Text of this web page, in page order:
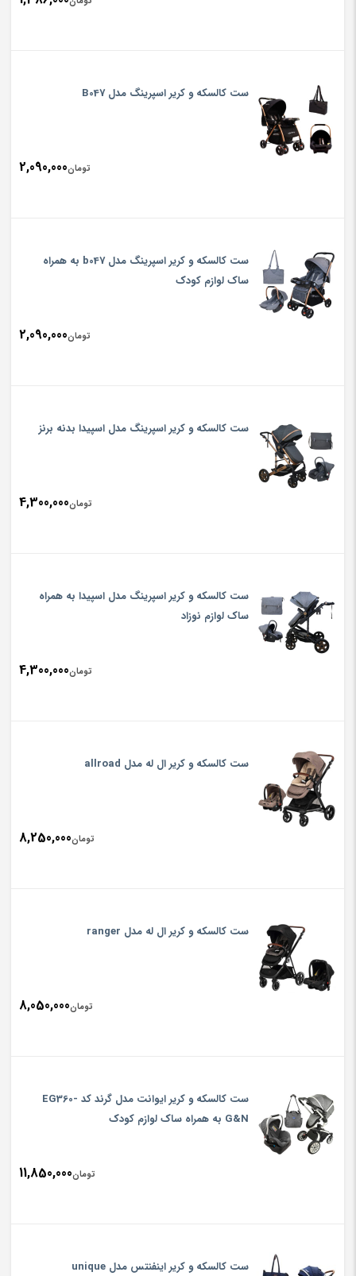
ست کالسکه و کریر اسپرینگ مدل B047
تومان2,090,000
ست کالسکه و کریر اسپرینگ مدل b047 به همراه
ساک لوازم کودک
تومان2,090,000
ست کالسکه و کریر اسپرینگ مدل اسپیدا بدنه برنز
تومان4,300,000
ست کالسکه و کریر اسپرینگ مدل اسپیدا به همراه
ساک لوازم نوزاد
تومان4,300,000
ست کالسکه و کریر ال له مدل allroad
تومان8,250,000
ست کالسکه و کریر ال له مدل ranger
تومان8,050,000
ست کالسکه و کریر ايوانت مدل گرند کد EG360-
G&N به همراه ساک لوازم کودک
تومان11,850,000
ست کالسکه و کریر اینفنتس مدل unique